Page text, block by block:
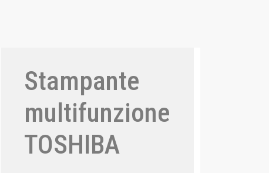
Stampante
multifunzione
TOSHIBA